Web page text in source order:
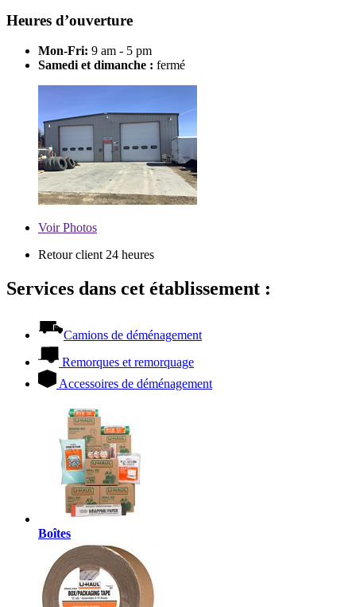
Heures d’ouverture
Mon-Fri: 9 am - 5 pm
Samedi et dimanche : fermé
VoirPhotos
Retour client 24 heures
Services dans cet établissement :
Camions de déménagement
Remorques et remorquage
Accessoires de déménagement
Boîtes